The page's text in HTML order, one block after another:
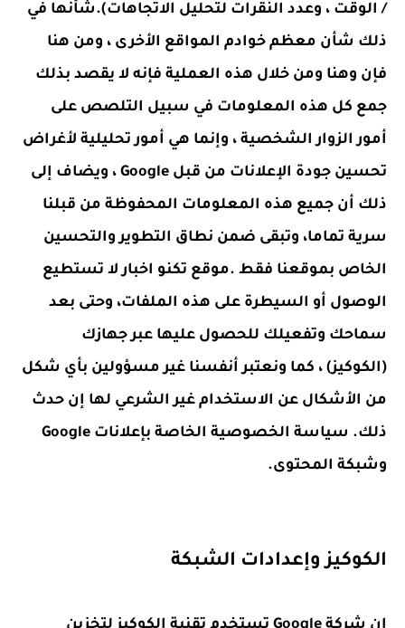
/ الوقت ، وعدد النقرات لتحليل الاتجاهات).شأنها في
ذلك شأن معظم خوادم المواقع الأخرى ، ومن هنا
فإن وهنا ومن خلال هذه العملية فإنه لا يقصد بذلك
جمع كل هذه المعلومات في سبيل التلصص على
أمور الزوار الشخصية ، وإنما هي أمور تحليلية لأغراض
تحسين جودة الإعلانات من قبل Google ، ويضاف إلى
ذلك أن جميع هذه المعلومات المحفوظة من قبلنا
سرية تماما، وتبقى ضمن نطاق التطوير والتحسين
الخاص بموقعنا فقط .موقع تكنو اخبارلا تستطيع
الوصول أو السيطرة على هذه الملفات، وحتى بعد
سماحك وتفعيلك للحصول عليها عبر جهازك
(الكوكيز) ، كما ونعتبر أنفسنا غير مسؤولين بأي شكل
من الأشكال عن الاستخدام غير الشرعي لها إن حدث
ذلك. سياسة الخصوصية الخاصة بإعلانات Google
وشبكة المحتوى.
الكوكيز وإعدادات الشبكة